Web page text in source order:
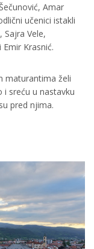
Amar
učenici istakli
Sajra Vele,
Krasnić.
maturantima želi
sreću u nastavku
pred njima.